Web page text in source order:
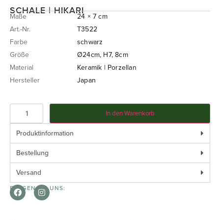
SCHALE | HIKARI
Maße
24 × 7 cm
Art.-Nr.
T3522
Farbe
schwarz
Größe
Ø24cm, H7, 8cm
Material
Keramik | Porzellan
Hersteller
Japan
In den Warenkorb
Produktinformation
Bestellung
Versand
FOLGEN SIE UNS: